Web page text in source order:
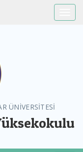
ÜNİVERSİTESİ